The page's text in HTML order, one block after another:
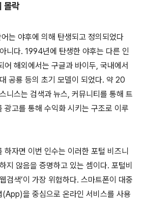
몰락
어는 야후에 의해 탄생되고 정의되었다
니다. 1994년에 탄생한 야후는 다른 인
어 해외에서는 구글과 바이두, 국내에서
공룡 등의 초기 모델이 되었다. 약 20
니스는 검색과 뉴스, 커뮤니티를 통해 트
광고를 통해 수익화 시키는 구조로 이루
하자면 이번 인수는 이러한 포털 비즈니
지 않음을 증명하고 있는 셈이다. 포털비
검색’이 가장 위험하다. 스마트폰이 대중
(App)을 중심으로 온라인 서비스를 사용